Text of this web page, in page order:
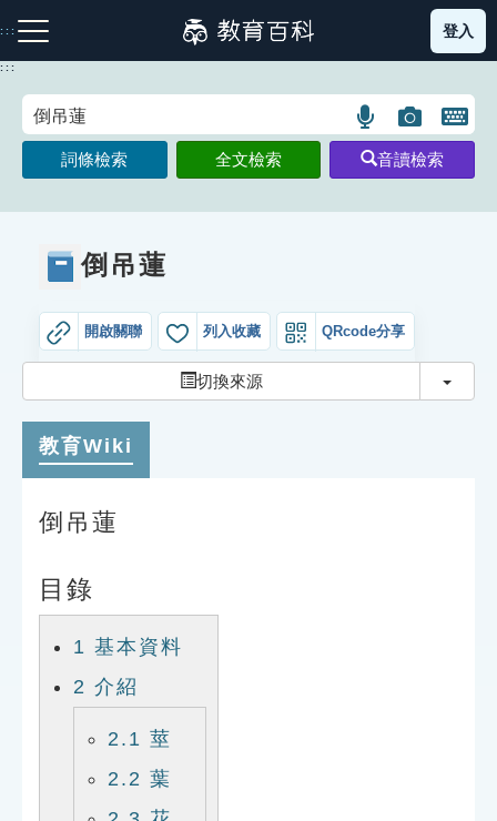
到
主
:::
注音索引圖示 筆畫索引圖示 部首索引表圖示
網站導覽
生字詞彙表
成語故事
索引選單
單字索引
生命大百科索引
遊戲專區
登入
:::
語
言
搜
圖
片
搜
開
鍵
詞條檢索 全文檢索 音讀檢索
倒吊蓮
開啟關聯 列入收藏 QRcode分享
切換來源 切換
教育Wiki
倒吊蓮
目錄
1 基本資料
2 介紹
2.1 莖
2.2 葉